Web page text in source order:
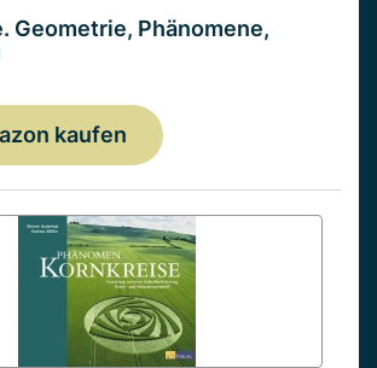
Geometrie, Phänomene,
kaufen